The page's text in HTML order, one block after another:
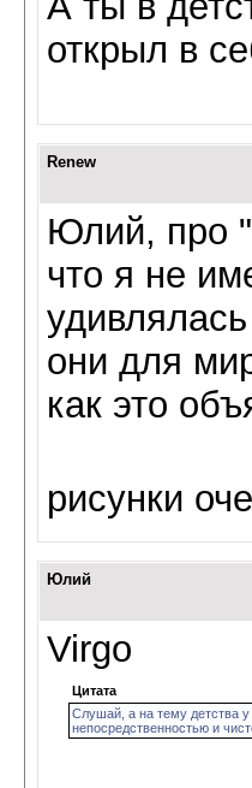
открыл в
Renew
Юлий, про
что я не
они для
как это
рисунки
Юлий
Virgo
Цитата
Слушай, а на тему детства
непосредственностью и